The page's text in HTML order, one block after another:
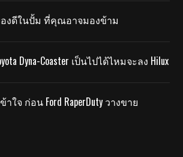
องดีในปั้ม ที่คุณอาจมองข้าม
Dyna-Coaster เป็นไปได้ไหมจะลง Hilux
ข้าใจ ก่อน Ford RaperDuty วางขาย